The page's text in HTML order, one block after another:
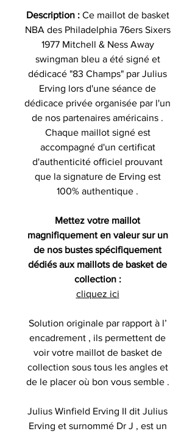
Description :Ce maillot de basket
NBA des Philadelphia 76ers Sixers
1977 Mitchell & Ness Away
swingman bleu a été signé et
dédicacé "83 Champs" par Julius
Erving lors d'une séance de
dédicace privée organisée par l'un
de nos partenaires américains .
Chaque maillot signé est
accompagné d'un certificat
d'authenticité officiel prouvant
que la signature de Erving est
100% authentique .
Mettez votre maillot
magnifiquement en valeur sur un
de nos bustes spécifiquement
dédiés aux maillots de basket de
collection :
cliquez ici
Solution originale par rapport à l’
encadrement , ils permettent de
voir votre maillot de basket de
collection sous tous les angles et
de le placer où bon vous semble .
Julius Winfield Erving II dit Julius
Erving et surnommé Dr J , est un